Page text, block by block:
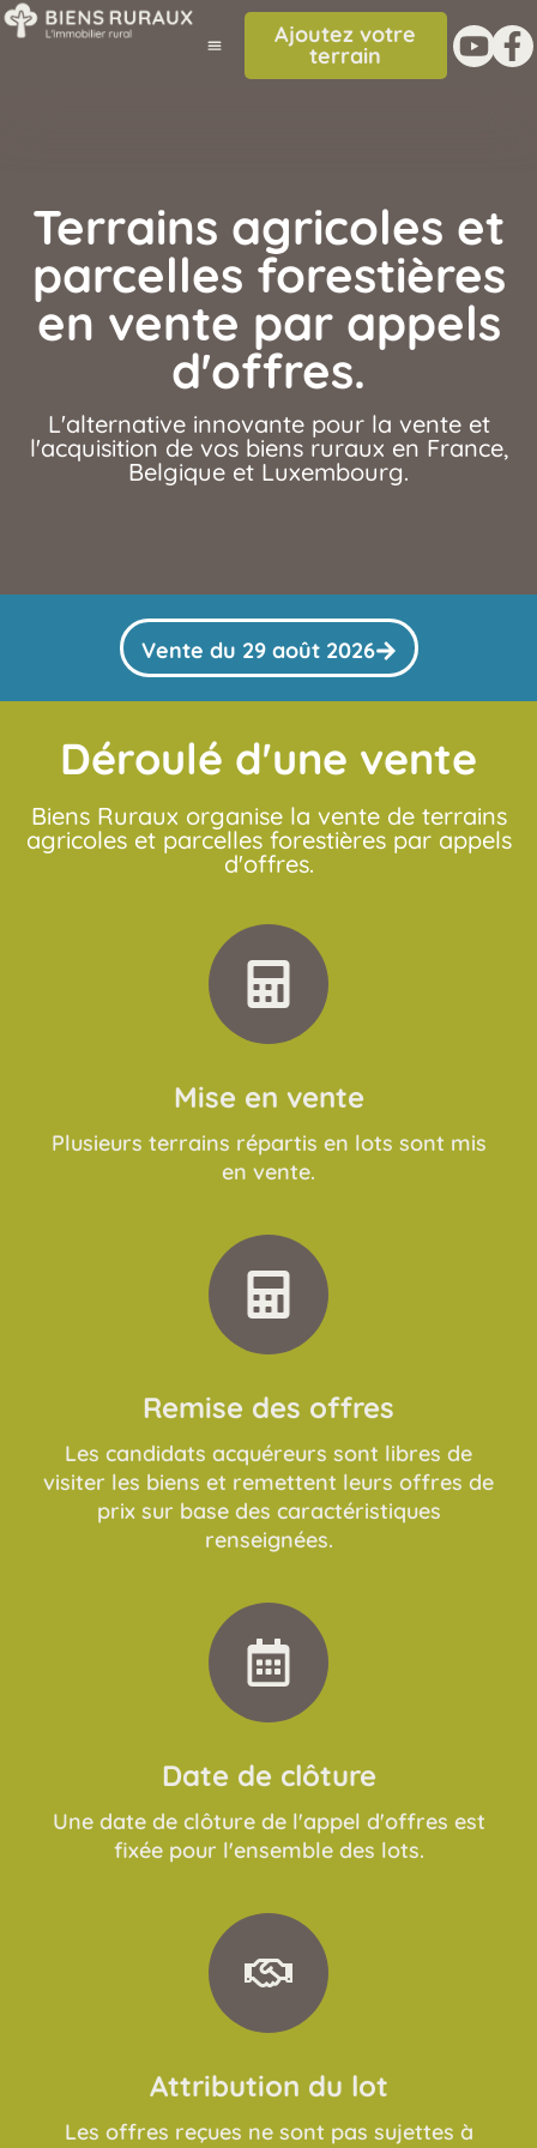
Ajoutez votre
terrain
Terrains agricoles et
parcelles forestières
en vente par appels
d'offres.
L'alternative innovante pour la vente et
l'acquisition de vos biens ruraux en France,
Belgique et Luxembourg.
Vente du 29 août 2026
Déroulé d'une vente
Biens Ruraux organise la vente de terrains
agricoles et parcelles forestières par appels
d'offres.
Mise en vente
Plusieurs terrains répartis en lots sont mis
en vente.
Remise des offres
Les candidats acquéreurs sont libres de
visiter les biens et remettent leurs offres de
prix sur base des caractéristiques
renseignées.
Date de clôture
Une date de clôture de l'appel d'offres est
fixée pour l'ensemble des lots.
Attribution du lot
​Les offres reçues ne sont pas sujettes à